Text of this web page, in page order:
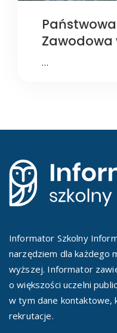
Państwowa
Zawodowa
…
Informator Szkolny
narzędziem dla każdego
wyższej. Informator
o większości uczelni
w tym dane kontaktowe,
rekrutacje.